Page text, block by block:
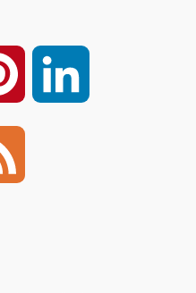
Pinterest